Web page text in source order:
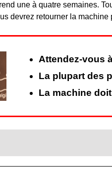
une à quatre semaines.
devrez retourner la
Attendez-vous
La plupart des
La machine